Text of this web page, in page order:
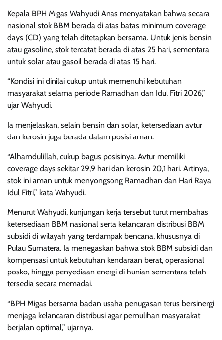
Kepala BPH Migas Wahyudi Anas menyatakan bahwa secara
nasional stok BBM berada di atas batas minimum coverage
days (CD) yang telah ditetapkan bersama. Untuk jenis bensin
atau gasoline, stok tercatat berada di atas 25 hari, sementara
untuk solar atau gasoil berada di atas 15 hari.
“Kondisi ini dinilai cukup untuk memenuhi kebutuhan
masyarakat selama periode Ramadhan dan Idul Fitri 2026,”
ujar Wahyudi.
Ia menjelaskan, selain bensin dan solar, ketersediaan avtur
dan kerosin juga berada dalam posisi aman.
“Alhamdulillah, cukup bagus posisinya. Avtur memiliki
coverage days sekitar 29,9 hari dan kerosin 20,1 hari. Artinya,
stok ini aman untuk menyongsong Ramadhan dan Hari Raya
Idul Fitri,” kata Wahyudi.
Menurut Wahyudi, kunjungan kerja tersebut turut membahas
ketersediaan BBM nasional serta kelancaran distribusi BBM
subsidi di wilayah yang terdampak bencana, khususnya di
Pulau Sumatera. Ia menegaskan bahwa stok BBM subsidi dan
kompensasi untuk kebutuhan kendaraan berat, operasional
posko, hingga penyediaan energi di hunian sementara telah
tersedia secara memadai.
“BPH Migas bersama badan usaha penugasan terus bersinergi
menjaga kelancaran distribusi agar pemulihan masyarakat
berjalan optimal,” ujarnya.